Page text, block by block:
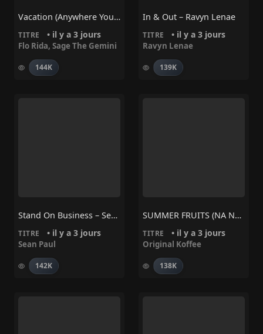
Vacation (Anywhere You Wanna Go) – Flo Rida, Sage The Gemini
TITRE • il y a 3 jours
Flo Rida, Sage The Gemini
144K
In & Out – Ravyn Lenae
TITRE • il y a 3 jours
Ravyn Lenae
139K
Stand On Business – Sean Paul
TITRE • il y a 3 jours
Sean Paul
142K
SUMMER FRUITS (NA NA) – Original Koffee
TITRE • il y a 3 jours
Original Koffee
138K